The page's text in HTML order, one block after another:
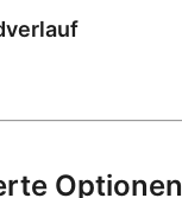
Optionen